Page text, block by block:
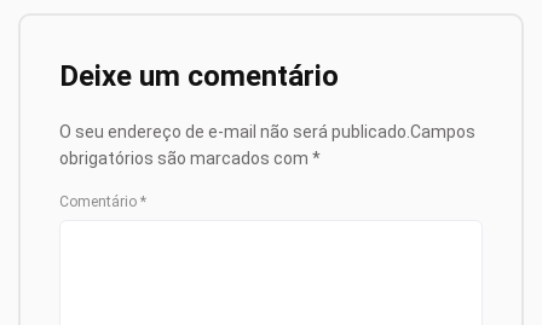
Deixe um comentário
O seu endereço de e-mail não será publicado. Campos
obrigatórios são marcados com *
Comentário *